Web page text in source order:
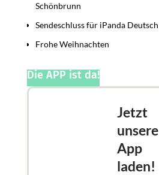
Schönbrunn
Sendeschluss für iPanda Deutsch
Frohe Weihnachten
Die APP ist da!
Jetzt
unsere
App
laden!